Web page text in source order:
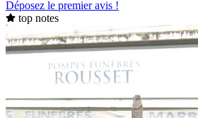
Déposez le premier avis !
top notes